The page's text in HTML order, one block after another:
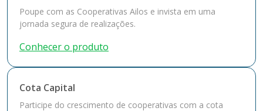
Poupe com as Cooperativas Ailos e invista em uma
jornada segura de realizações.
Conhecer o produto
Cota Capital
Participe do crescimento de cooperativas com a cota